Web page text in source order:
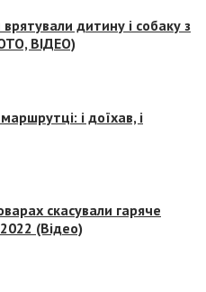
дитину і собаку з
ВІДЕО)
і доїхав, і
скасували гаряче
(Відео)